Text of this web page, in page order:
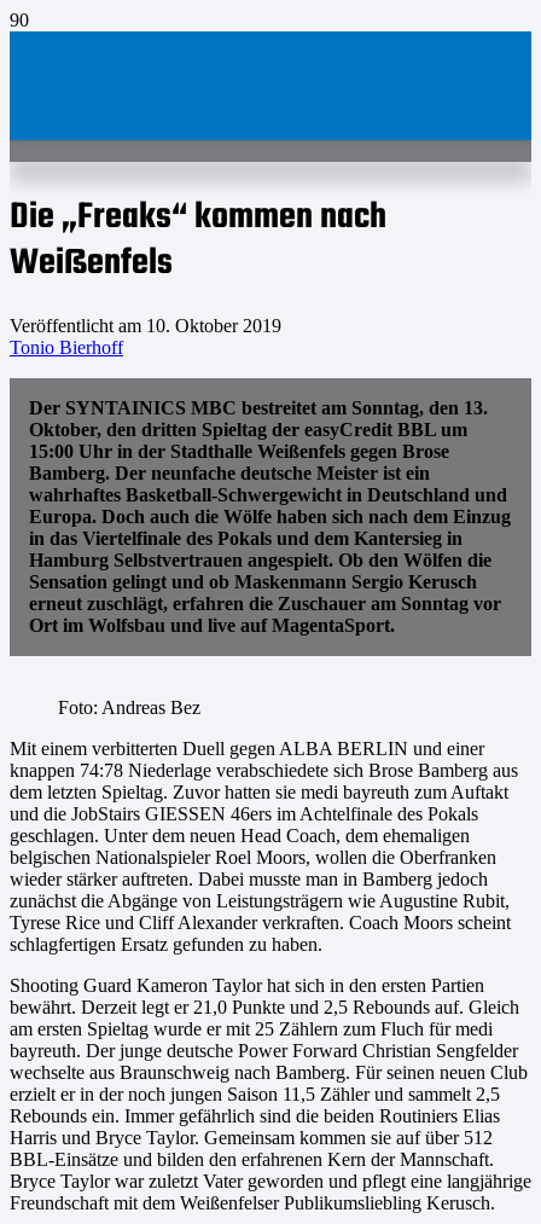
Die „Freaks“ kommen nach
Weißenfels
Veröffentlicht am 10. Oktober 2019
Tonio Bierhoff
Der SYNTAINICS MBC bestreitet am Sonntag, den 13.
Oktober, den dritten Spieltag der easyCredit BBL um
15:00 Uhr in der Stadthalle Weißenfels gegen Brose
Bamberg. Der neunfache deutsche Meister ist ein
wahrhaftes Basketball-Schwergewicht in Deutschland und
Europa. Doch auch die Wölfe haben sich nach dem Einzug
in das Viertelfinale des Pokals und dem Kantersieg in
Hamburg Selbstvertrauen angespielt. Ob den Wölfen die
Sensation gelingt und ob Maskenmann Sergio Kerusch
erneut zuschlägt, erfahren die Zuschauer am Sonntag vor
Ort im Wolfsbau und live auf MagentaSport.
Foto: Andreas Bez
Mit einem verbitterten Duell gegen ALBA BERLIN und einer
knappen 74:78 Niederlage verabschiedete sich Brose Bamberg aus
dem letzten Spieltag. Zuvor hatten sie medi bayreuth zum Auftakt
und die JobStairs GIESSEN 46ers im Achtelfinale des Pokals
geschlagen. Unter dem neuen Head Coach, dem ehemaligen
belgischen Nationalspieler Roel Moors, wollen die Oberfranken
wieder stärker auftreten. Dabei musste man in Bamberg jedoch
zunächst die Abgänge von Leistungsträgern wie Augustine Rubit,
Tyrese Rice und Cliff Alexander verkraften. Coach Moors scheint
schlagfertigen Ersatz gefunden zu haben.
Shooting Guard Kameron Taylor hat sich in den ersten Partien
bewährt. Derzeit legt er 21,0 Punkte und 2,5 Rebounds auf. Gleich
am ersten Spieltag wurde er mit 25 Zählern zum Fluch für medi
bayreuth. Der junge deutsche Power Forward Christian Sengfelder
wechselte aus Braunschweig nach Bamberg. Für seinen neuen Club
erzielt er in der noch jungen Saison 11,5 Zähler und sammelt 2,5
Rebounds ein. Immer gefährlich sind die beiden Routiniers Elias
Harris und Bryce Taylor. Gemeinsam kommen sie auf über 512
BBL-Einsätze und bilden den erfahrenen Kern der Mannschaft.
Bryce Taylor war zuletzt Vater geworden und pflegt eine langjährige
Freundschaft mit dem Weißenfelser Publikumsliebling Kerusch.